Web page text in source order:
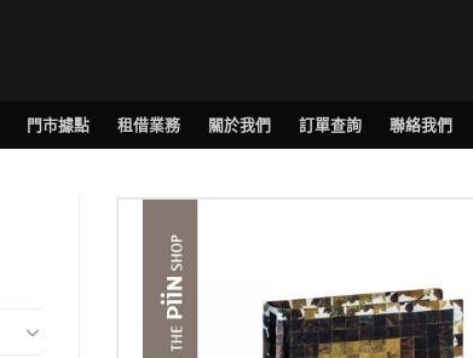
門市據點 租借業務 關於我們 訂單查詢 聯絡我們